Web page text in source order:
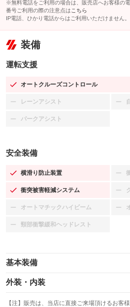
※無料電話をご利用の場合は、販売店へお客様の
番号ご利用の際の注意点は こちら
IP電話、ひかり電話からはご利用いただけません。
装備
運転支援
オートクルーズコントロール
：装備あり
レーンアシスト
：装備なし
パークアシスト
：装備なし
安全装備
横滑り防止装置
：装備あり
衝突被害軽減システム
：装備あり
オートマチックハイビーム
：装備なし
頸部衝撃緩和ヘッドレスト
：装備なし
基本装備
エアバッグ：運転席/助手席/サイド
：装備あり
：装備なし
外装・内装
カーナビ：メモリーナビ他
：装備あり
【注】販売は、当店に直接ご来場頂けるお